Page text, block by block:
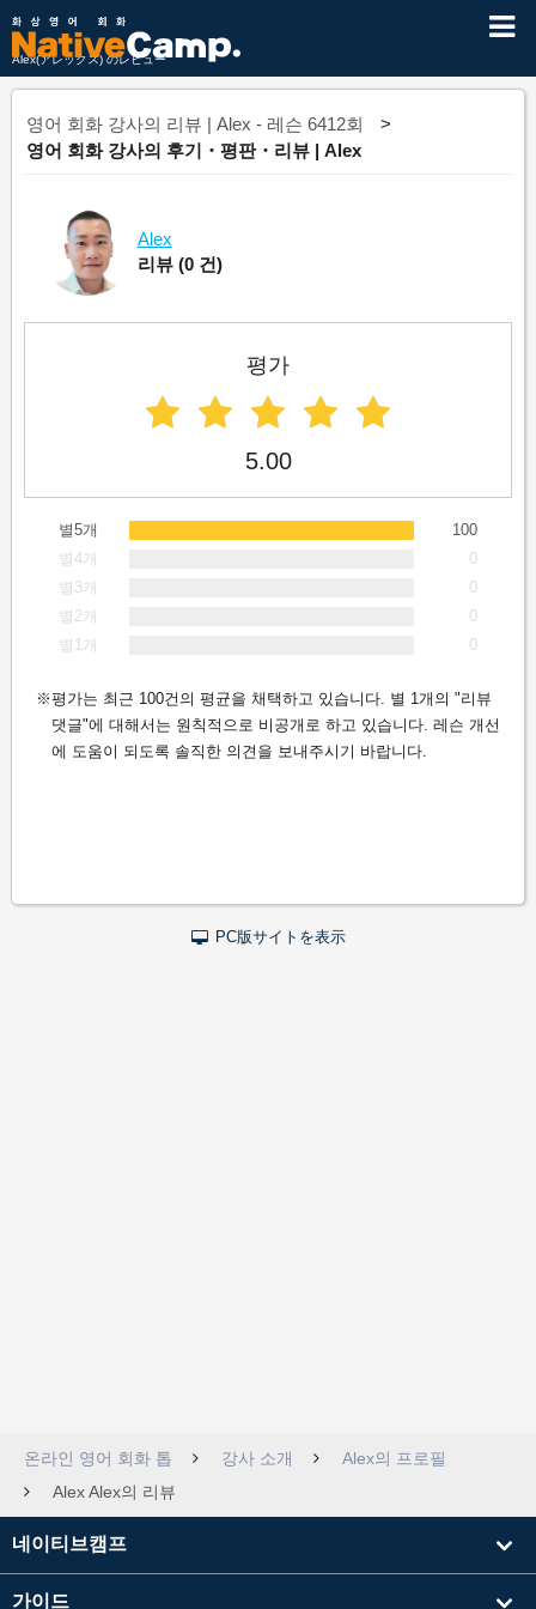
Alex(アレックス) のレビュー
영어 회화 강사의 리뷰 | Alex - 레슨 6412회
영어 회화 강사의 후기・평판・리뷰 | Alex
Alex
리뷰 (0 건)
평가
5.00
별5개
100
별4개
0
별3개
0
별2개
0
별1개
0
평가는 최근 100건의 평균을 채택하고 있습니다. 별 1개의 "리뷰
댓글"에 대해서는 원칙적으로 비공개로 하고 있습니다. 레슨 개선
에 도움이 되도록 솔직한 의견을 보내주시기 바랍니다.
PC版サイトを表示
온라인 영어 회화 톱 강사 소개
Alex의 프로필
Alex Alex의 리뷰
네이티브캠프
가이드